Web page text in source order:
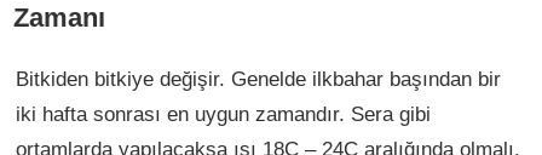
Zamanı
Bitkiden bitkiye değişir. Genelde ilkbahar başından bir
iki hafta sonrası en uygun zamandır. Sera gibi
ortamlarda yapılacaksa ısı 18C – 24C aralığında olmalı.